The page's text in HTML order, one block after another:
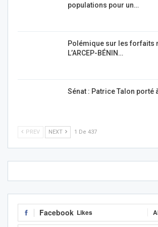
populations pour un…
Polémique sur les forfaits
L’ARCEP-BÉNIN…
Sénat : Patrice Talon porté
PREV NEXT 1 De 437
Facebook Likes